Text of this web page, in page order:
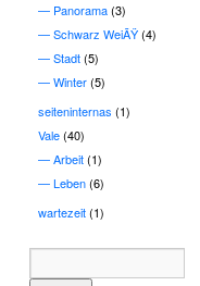
Panorama(3)
Schwarz WeiÃŸ(4)
Stadt(5)
Winter(5)
seiteninternas (1)
Vale(40)
Arbeit(1)
Leben(6)
wartezeit(1)